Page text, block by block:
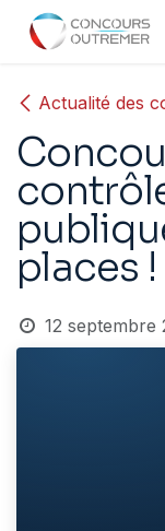
Se rendre au
Actualité des
places !
12 septembre